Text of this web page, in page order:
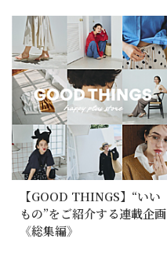
【GOOD THINGS】“いい
もの”をご紹介する連載企画
《総集編》